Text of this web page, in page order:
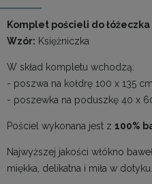
Komplet pościeli do
Wzór: Księżniczka
W skład kompletu wchodzą:
- poszwa na kołdrę 100 x 135 cm
- poszewka na poduszkę 40 x
Pościel wykonana jest z 100%
Najwyższej jakości włókno
miękka, delikatna i miła w dotyku.